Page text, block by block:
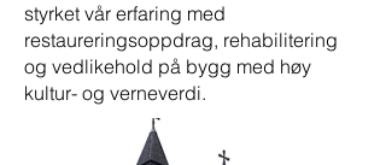
styrket vår erfaring med
restaureringsoppdrag, rehabilitering
og vedlikehold på bygg med høy
kultur- og verneverdi.